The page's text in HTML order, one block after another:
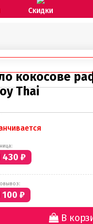
Скидки
кокосове
Thai
430 ₽
100 ₽
В